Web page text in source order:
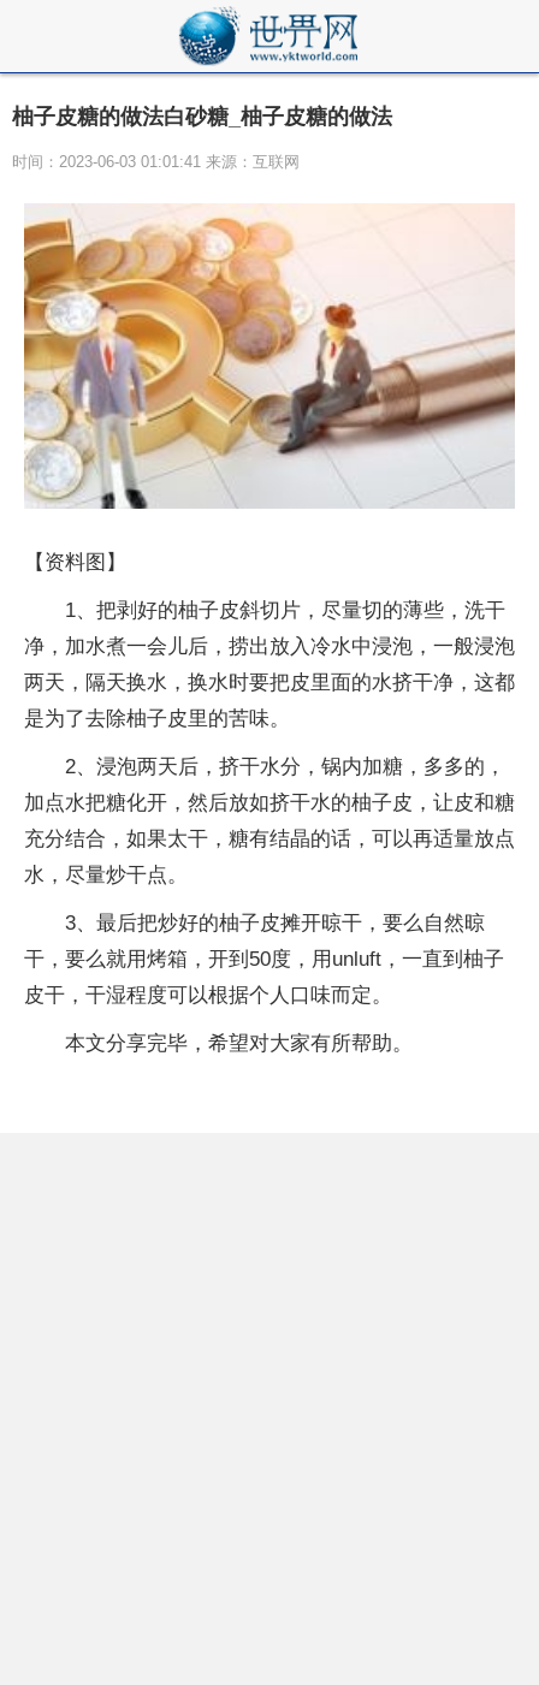
柚子皮糖的做法白砂糖_柚子皮糖的做法
时间：2023-06-03 01:01:41 来源：互联网
【资料图】
1、把剥好的柚子皮斜切片，尽量切的薄些，洗干
净，加水煮一会儿后，捞出放入冷水中浸泡，一般浸泡
两天，隔天换水，换水时要把皮里面的水挤干净，这都
是为了去除柚子皮里的苦味。
2、浸泡两天后，挤干水分，锅内加糖，多多的，
加点水把糖化开，然后放如挤干水的柚子皮，让皮和糖
充分结合，如果太干，糖有结晶的话，可以再适量放点
水，尽量炒干点。
3、最后把炒好的柚子皮摊开晾干，要么自然晾
干，要么就用烤箱，开到50度，用unluft，一直到柚子
皮干，干湿程度可以根据个人口味而定。
本文分享完毕，希望对大家有所帮助。